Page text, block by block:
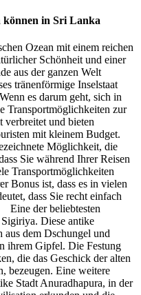
können in Sri Lanka
Ozean mit einem reichen
Schönheit und einer
aus der ganzen Welt
tränenförmige Inselstaat
es darum geht, sich in
Transportmöglichkeiten zur
verbreitet und bieten
mit kleinem Budget.
Möglichkeit, die
Sie während Ihrer Reisen
Transportmöglichkeiten
Bonus ist, dass es in vielen
dass Sie recht einfach
Eine der beliebtesten
Diese antike
aus dem Dschungel und
ihrem Gipfel. Die Festung
die das Geschick der alten
bezeugen. Eine weitere
Stadt Anuradhapura, in der